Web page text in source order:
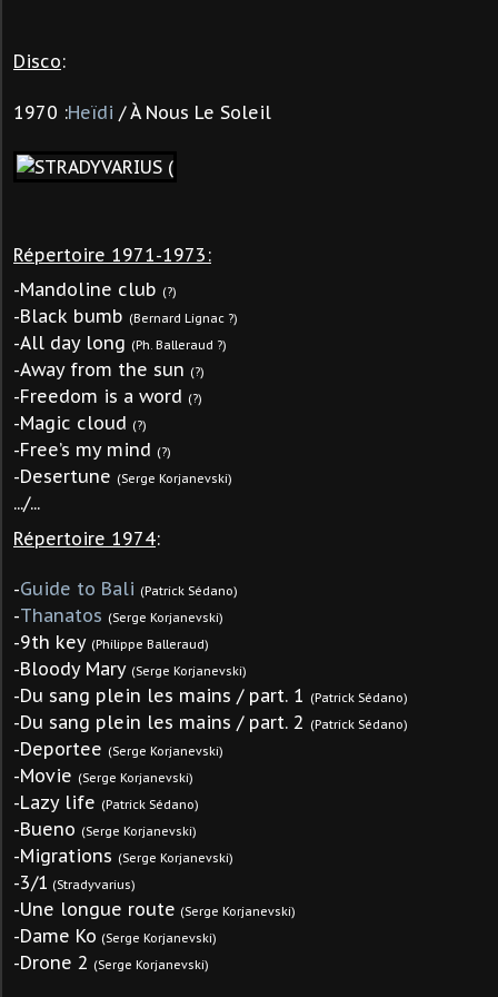
Disco:
1970 :Heïdi / À Nous Le Soleil
Répertoire 1971-1973 :
-Mandoline club (?)
-Black bumb (Bernard Lignac ?)
-All day long (Ph. Balleraud ?)
-Away from the sun (?)
-Freedom is a word (?)
-Magic cloud (?)
-Free’s my mind (?)
-Desertune (Serge Korjanevski)
.../...
Répertoire 1974:
-Guide to Bali (Patrick Sédano)
-Thanatos (Serge Korjanevski)
-9th key (Philippe Balleraud)
-Bloody Mary (Serge Korjanevski)
-Du sang plein les mains / part. 1 (Patrick Sédano)
-Du sang plein les mains / part. 2 (Patrick Sédano)
-Deportee (Serge Korjanevski)
-Movie (Serge Korjanevski)
-Lazy life (Patrick Sédano)
-Bueno (Serge Korjanevski)
-Migrations (Serge Korjanevski)
-3/1 (Stradyvarius)
-Une longue route (Serge Korjanevski)
-Dame Ko (Serge Korjanevski)
-Drone 2 (Serge Korjanevski)